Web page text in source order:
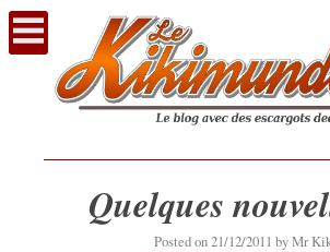
Voir
contenu
Quelques
Posted on21/12/2011 byMr